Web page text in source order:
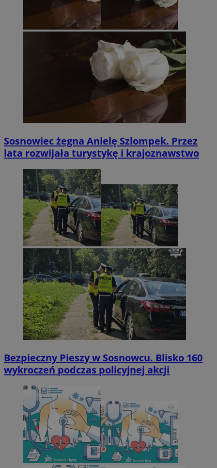
Sosnowiec żegna Anielę Szlompek. Przez
lata rozwijała turystykę i krajoznawstwo
Bezpieczny Pieszy w Sosnowcu. Blisko 160
wykroczeń podczas policyjnej akcji